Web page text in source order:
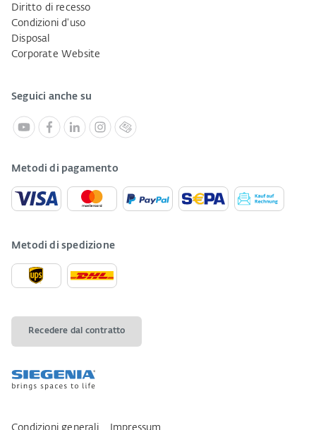
Diritto di recesso
Condizioni d'uso
Disposal
Corporate Website
Seguici anche su
Metodi di pagamento
Metodi di spedizione
Recedere dal contratto
Condizioni generali Impressum